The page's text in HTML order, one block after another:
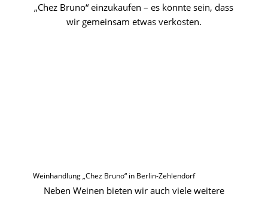
„Chez Bruno“ einzukaufen – es könnte sein, dass
wir gemeinsam etwas verkosten.
Weinhandlung „Chez Bruno“ in Berlin-Zehlendorf
Neben Weinen bieten wir auch viele weitere